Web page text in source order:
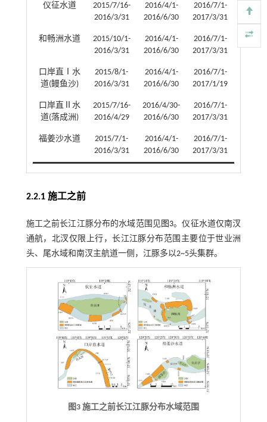
仪征水道
2015/7/16-
2016/3/31
2016/4/1-
2016/6/30
2016/7/1-
2017/3/31
和畅洲水道
2015/10/1-
2016/3/31
2016/4/1-
2016/6/30
2016/7/1-
2017/3/31
口岸直Ⅰ水
道(鳗鱼沙)
2015/8/1-
2016/3/31
2016/4/1-
2016/6/30
2016/7/1-
2017/1/19
口岸直Ⅱ水
道(落成洲)
2015/7/16-
2016/4/29
2016/4/30-
2016/6/30
2016/7/1-
2017/3/31
福姜沙水道
2015/7/1-
2016/3/31
2016/4/1-
2016/6/30
2016/7/1-
2017/3/31
2.2.1 施工之前
施工之前长江江豚分布的水域范围见图3。仪征水道仅南汊
通航，北汊仅限上行，长江江豚分布范围主要位于世业洲
头、尾水域和南汊主航道一侧，江豚多以2~5头集群。
图3 施工之前长江江豚分布水域范围